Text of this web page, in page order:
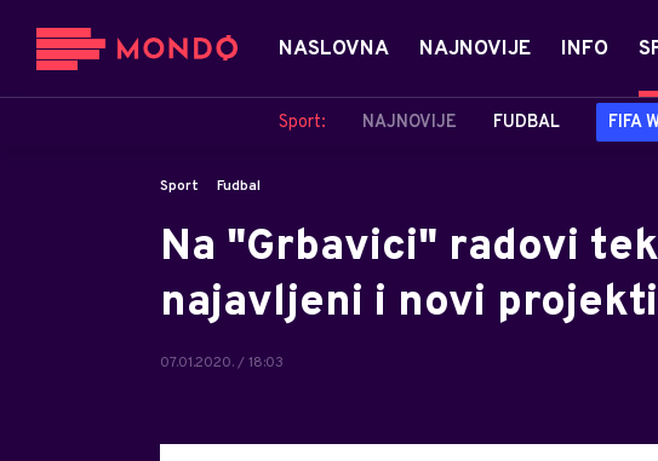
NASLOVNA NAJNOVIJE INFO
Sport: NAJNOVIJE FUDBAL FIFA
Sport Fudbal
Na "Grbavici" radovi
najavljeni i novi projekti
07.01.2020. / 18:03